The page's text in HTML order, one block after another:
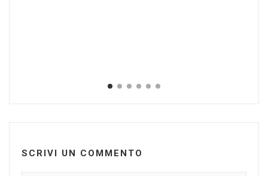
SCRIVI UN COMMENTO